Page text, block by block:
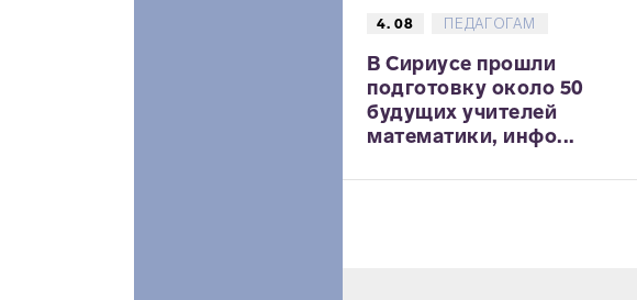
4. 08 ПЕДАГОГАМ
В Сириусе прошли
подготовку около 50
будущих учителей
математики, инфо...